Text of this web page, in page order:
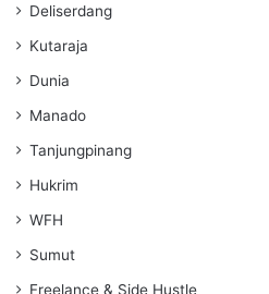
Deliserdang
Kutaraja
Dunia
Manado
Tanjungpinang
Hukrim
WFH
Sumut
Freelance & Side Hustle